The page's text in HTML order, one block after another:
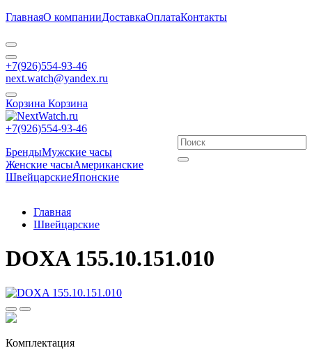
ГлавнаяО компанииДоставкаОплатаКонтакты
+7(926)554-93-46
next.watch@yandex.ru
Корзина Корзина
+7(926)554-93-46
БрендыМужские часы
Женские часыАмериканские
ШвейцарскиеЯпонские
Главная
Швейцарские
DOXA 155.10.151.010
Комплектация